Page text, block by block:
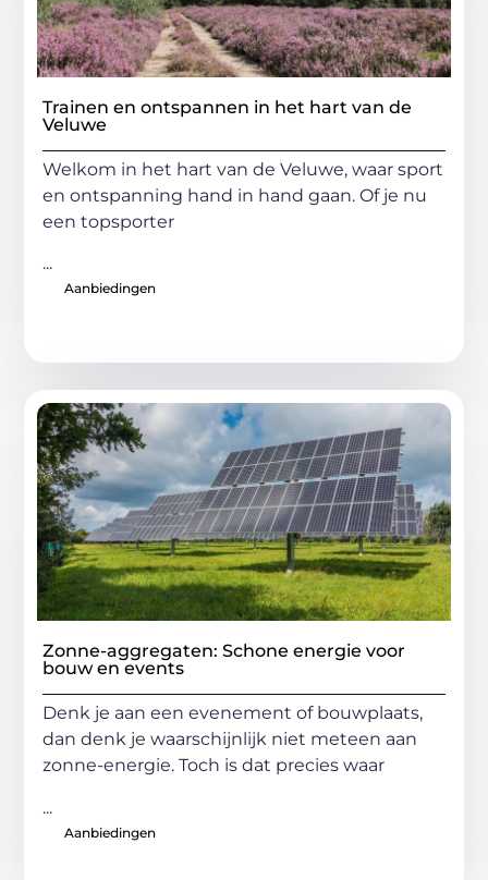
Trainen en ontspannen in het hart van de
Veluwe
Welkom in het hart van de Veluwe, waar sport
en ontspanning hand in hand gaan. Of je nu
een topsporter
...
Aanbiedingen
Zonne-aggregaten: Schone energie voor
bouw en events
Denk je aan een evenement of bouwplaats,
dan denk je waarschijnlijk niet meteen aan
zonne-energie. Toch is dat precies waar
...
Aanbiedingen